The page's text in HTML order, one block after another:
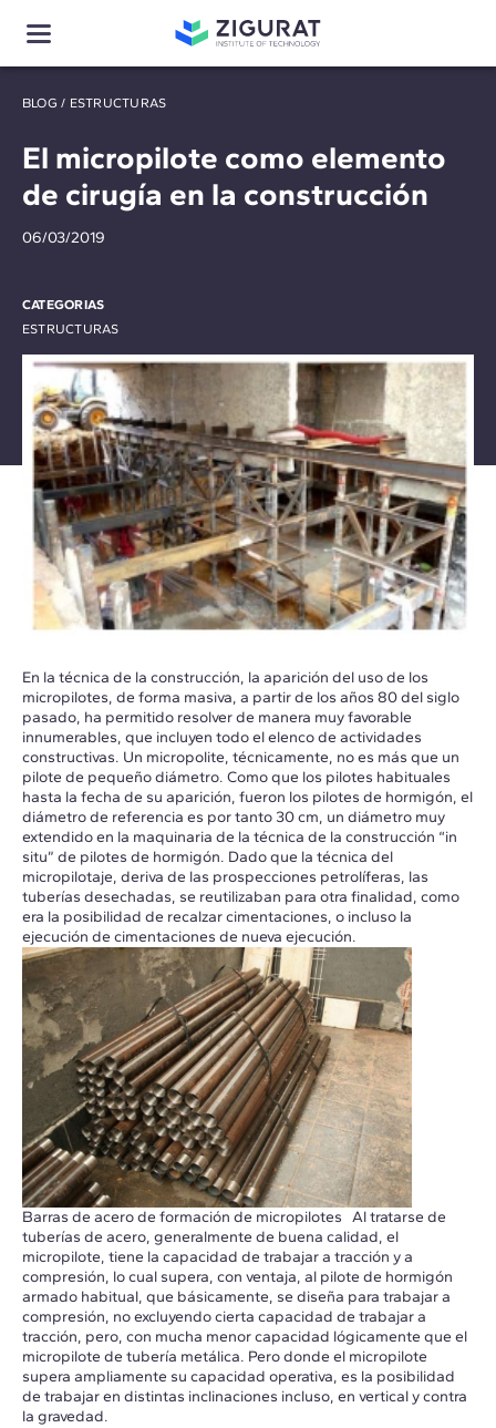
BLOG / ESTRUCTURAS
El micropilote como elemento
de cirugía en la construcción
06/03/2019
CATEGORIAS
ESTRUCTURAS
En la técnica de la construcción, la aparición del uso de los
micropilotes, de forma masiva, a partir de los años 80 del siglo
pasado, ha permitido resolver de manera muy favorable
innumerables, que incluyen todo el elenco de actividades
constructivas. Un micropolite, técnicamente, no es más que un
pilote de pequeño diámetro. Como que los pilotes habituales
hasta la fecha de su aparición, fueron los pilotes de hormigón, el
diámetro de referencia es por tanto 30 cm, un diámetro muy
extendido en la maquinaria de la técnica de la construcción “in
situ” de pilotes de hormigón. Dado que la técnica del
micropilotaje, deriva de las prospecciones petrolíferas, las
tuberías desechadas, se reutilizaban para otra finalidad, como
era la posibilidad de recalzar cimentaciones, o incluso la
ejecución de cimentaciones de nueva ejecución.
Barras de acero de formación de micropilotes Al tratarse de
tuberías de acero, generalmente de buena calidad, el
micropilote, tiene la capacidad de trabajar a tracción y a
compresión, lo cual supera, con ventaja, al pilote de hormigón
armado habitual, que básicamente, se diseña para trabajar a
compresión, no excluyendo cierta capacidad de trabajar a
tracción, pero, con mucha menor capacidad lógicamente que el
micropilote de tubería metálica. Pero donde el micropilote
supera ampliamente su capacidad operativa, es la posibilidad
de trabajar en distintas inclinaciones incluso, en vertical y contra
la gravedad.